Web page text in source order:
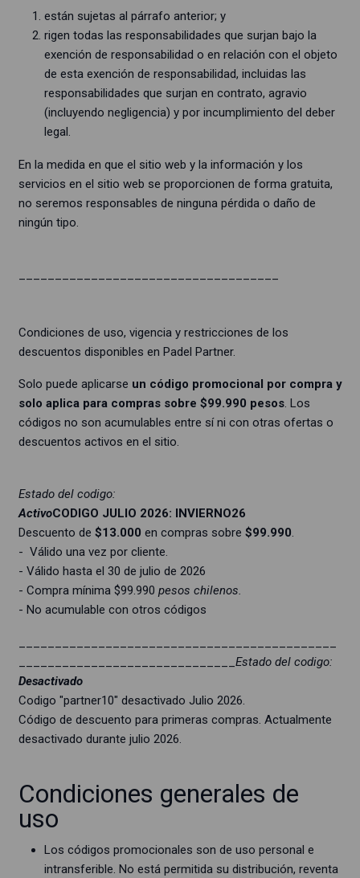
están sujetas al párrafo anterior; y
rigen todas las responsabilidades que surjan bajo la
exención de responsabilidad o en relación con el objeto
de esta exención de responsabilidad, incluidas las
responsabilidades que surjan en contrato, agravio
(incluyendo negligencia) y por incumplimiento del deber
legal.
En la medida en que el sitio web y la información y los
servicios en el sitio web se proporcionen de forma gratuita,
no seremos responsables de ninguna pérdida o daño de
ningún tipo.
Condiciones de uso, vigencia y restricciones de los
descuentos disponibles en Padel Partner.
Solo puede aplicarse un código promocional por compra y
solo aplica para compras sobre $99.990 pesos. Los
códigos no son acumulables entre sí ni con otras ofertas o
descuentos activos en el sitio.
Estado del codigo:
ActivoCODIGO JULIO 2026: INVIERNO26
Descuento de $13.000 en compras sobre $99.990.
- Válido una vez por cliente.
- Válido hasta el 30 de julio de 2026
- Compra mínima $99.990 pesos chilenos.
- No acumulable con otros códigos
Estado del codigo:
Desactivado
Codigo "partner10" desactivado Julio 2026.
Código de descuento para primeras compras. Actualmente
desactivado durante julio 2026.
Condiciones generales de
uso
Los códigos promocionales son de uso personal e
intransferible. No está permitida su distribución, reventa